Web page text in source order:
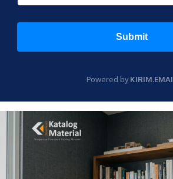
Submit
Powered by